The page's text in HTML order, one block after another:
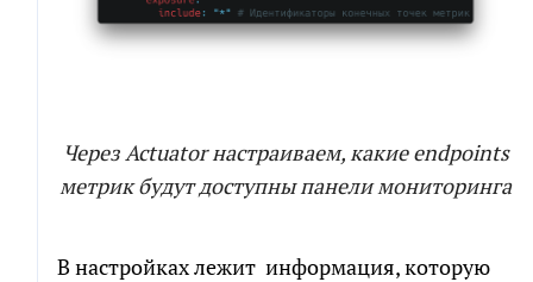
Через Actuator настраиваем, какие endpoints
метрик будут доступны панели мониторинга
В настройках лежит информация, которую